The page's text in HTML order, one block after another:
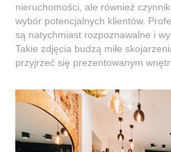
nieruchomości, ale również
wybór potencjalnych klientów.
są natychmiast rozpoznawalne i
Takie zdjęcia budzą miłe
przyjrzeć się prezentowanym